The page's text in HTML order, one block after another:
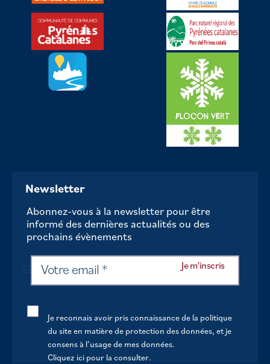
Newsletter
Abonnez-vous à la newsletter pour être
informé des dernières actualités ou des
prochains évènements
Je reconnais avoir pris connaissance de la politique
du site en matière de protection des données, et je
consens à l’usage de mes données.
Cliquez ici pour la consulter.